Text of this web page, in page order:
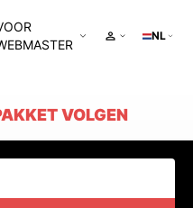
NL
VOLGEN